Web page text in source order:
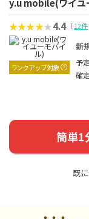
y.u mobile(ワイユ
4.4（12件
ランクアップ対象
新
予
確
簡単1
既